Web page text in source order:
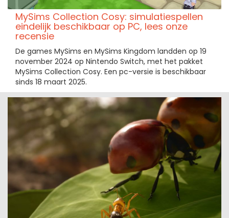
MySims Collection Cosy: simulatiespellen
eindelijk beschikbaar op PC, lees onze
recensie
De games MySims en MySims Kingdom landden op 19
november 2024 op Nintendo Switch, met het pakket
MySims Collection Cosy. Een pc-versie is beschikbaar
sinds 18 maart 2025.